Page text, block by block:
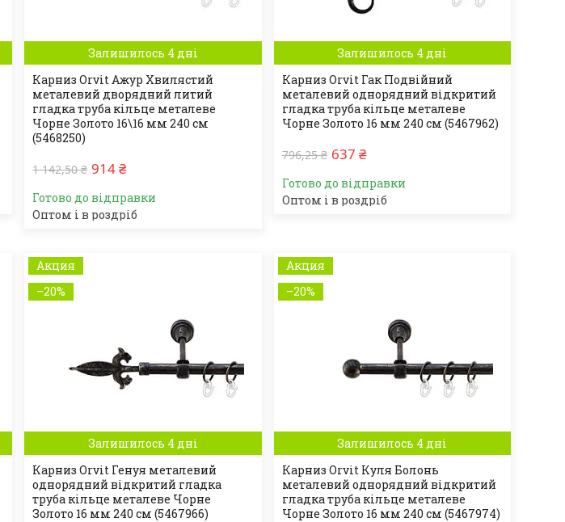
Залишилось 4 дні
Карниз Orvit Ажур Хвилястий
металевий дворядний литий
гладка труба кільце металеве
Чорне Золото 16\16 мм 240 см
(5468250)
1 142,50 ₴ 914 ₴
Готово до відправки
Оптом і в роздріб
Залишилось 4 дні
Карниз Orvit Гак Подвійний
металевий однорядний відкритий
гладка труба кільце металеве
Чорне Золото 16 мм 240 см (5467962)
796,25 ₴ 637 ₴
Готово до відправки
Оптом і в роздріб
Акция
–20%
Залишилось 4 дні
Карниз Orvit Генуя металевий
однорядний відкритий гладка
труба кільце металеве Чорне
Золото 16 мм 240 см (5467966)
Акция
–20%
Залишилось 4 дні
Карниз Orvit Куля Болонь
металевий однорядний відкритий
гладка труба кільце металеве
Чорне Золото 16 мм 240 см (5467974)